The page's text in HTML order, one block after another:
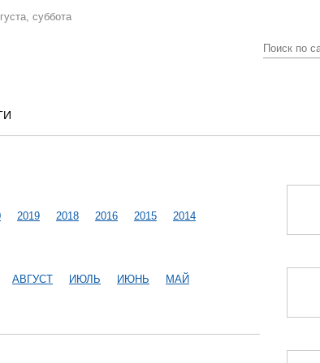
суббота
2019 2018 2016 2015 2014
АВГУСТ ИЮЛЬ ИЮНЬ МАЙ